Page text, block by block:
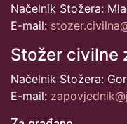
Načelnik Stožera:
E-mail:
Stožer civilne
Načelnik Stožera:
E-mail: